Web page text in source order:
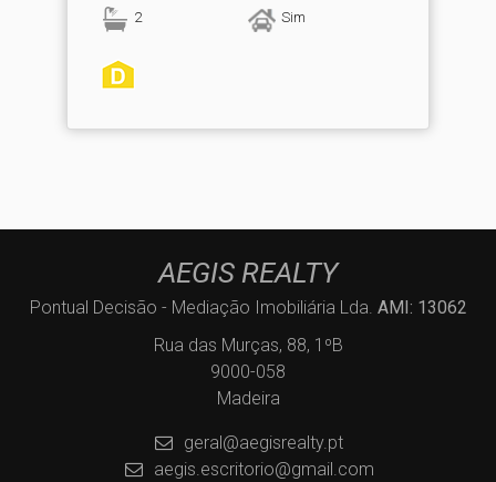
2 Sim
AEGIS REALTY
Pontual Decisão - Mediação Imobiliária Lda. AMI: 13062
Rua das Murças, 88, 1ºB
9000-058
Madeira
geral@aegisrealty.pt
aegis.escritorio@gmail.com